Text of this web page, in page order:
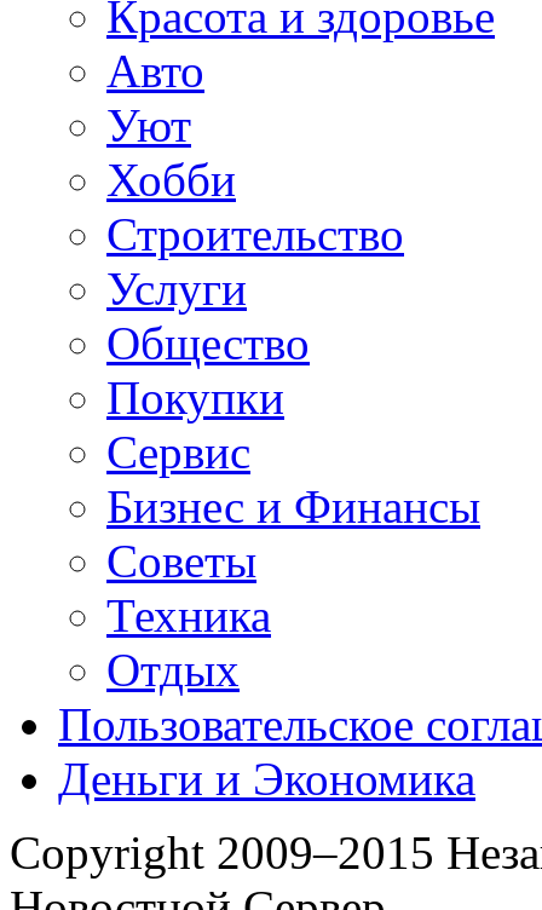
Красота и здоровье
Авто
Уют
Хобби
Строительство
Услуги
Общество
Покупки
Сервис
Бизнес и Финансы
Советы
Техника
Отдых
Пользовательское
Деньги и Экономика
Copyright 2009–2015